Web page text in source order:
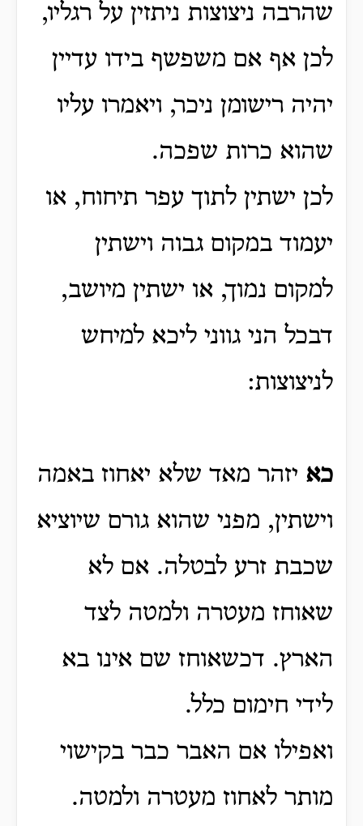
שהרבה ניצוצות ניתזין על רגליו,
לכן אף אם משפשף בידו עדיין
יהיה רישומן ניכר, ויאמרו עליו
שהוא כרות שפכה.
לכן ישתין לתוך עפר תיחוח, או
יעמוד במקום גבוה וישתין
למקום נמוך, או ישתין מיושב,
דבכל הני גווני ליכא למיחש
לניצוצות:
כא יזהר מאד שלא יאחוז באמה
וישתין, מפני שהוא גורם שיוציא
שכבת זרע לבטלה. אם לא
שאוחז מעטרה ולמטה לצד
הארץ. דכשאוחז שם אינו בא
לידי חימום כלל.
ואפילו אם האבר כבר בקישוי
מותר לאחוז מעטרה ולמטה.